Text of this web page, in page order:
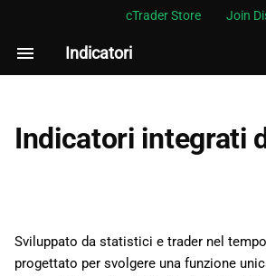
cTrader Store Join
Indicatori
I
iIndicatori integrati
Sviluppato da statistici e trader nel
progettato per svolgere una funzione